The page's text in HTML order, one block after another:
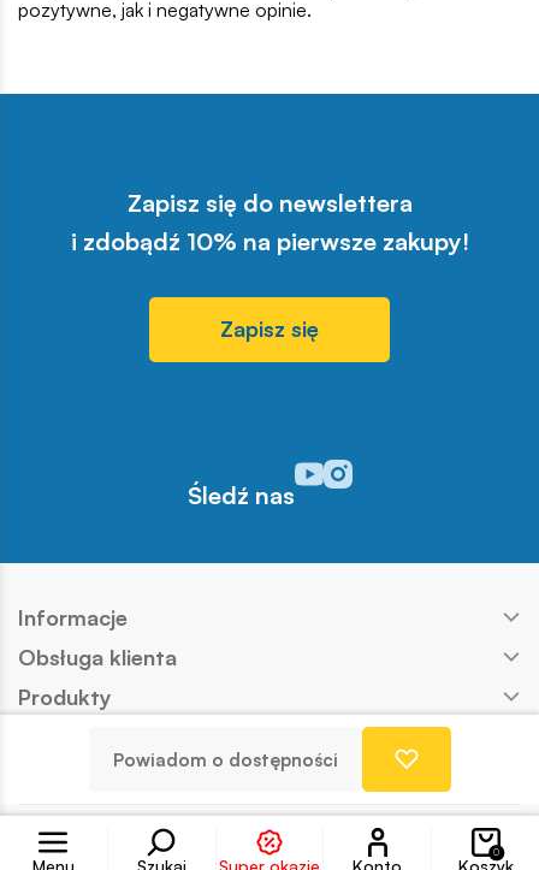
Menu Szukaj Super okazje
Konto
Konto
0
Koszyk
Powiadom o dostępności
pozytywne, jak i negatywne opinie.
Zapisz się do newslettera
i zdobądź 10% na pierwsze zakupy!
Zapisz się
Śledź nas
Odwiedź nasz profil w
Odwiedź nasz profil w
Informacje
Obsługa klienta
Produkty
Nasze marki
Copyright © COBI SA Realizacja: Ideo